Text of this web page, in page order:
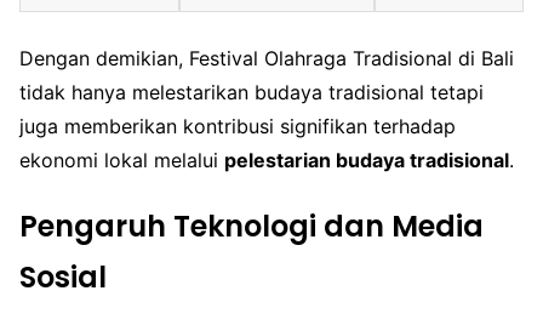
Dengan demikian, Festival Olahraga Tradisional di Bali
tidak hanya melestarikan budaya tradisional tetapi
juga memberikan kontribusi signifikan terhadap
ekonomi lokal melalui pelestarian budaya tradisional.
Pengaruh Teknologi dan Media
Sosial